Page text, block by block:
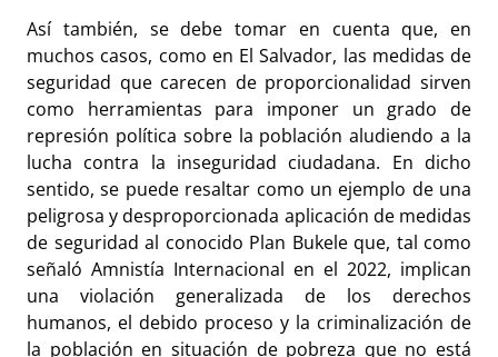
Así también, se debe tomar en cuenta que, en
muchos casos, como en El Salvador, las medidas de
seguridad que carecen de proporcionalidad sirven
como herramientas para imponer un grado de
represión política sobre la población aludiendo a la
lucha contra la inseguridad ciudadana. En dicho
sentido, se puede resaltar como un ejemplo de una
peligrosa y desproporcionada aplicación de medidas
de seguridad al conocido Plan Bukele que, tal como
señaló Amnistía Internacional en el 2022, implican
una violación generalizada de los derechos
humanos, el debido proceso y la criminalización de
la población en situación de pobreza que no está